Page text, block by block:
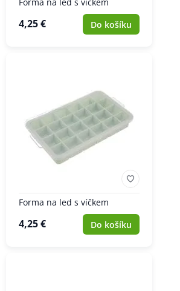
Forma na led s víčkem
4,25 € Do košíku
Forma na led s víčkem
4,25 € Do košíku